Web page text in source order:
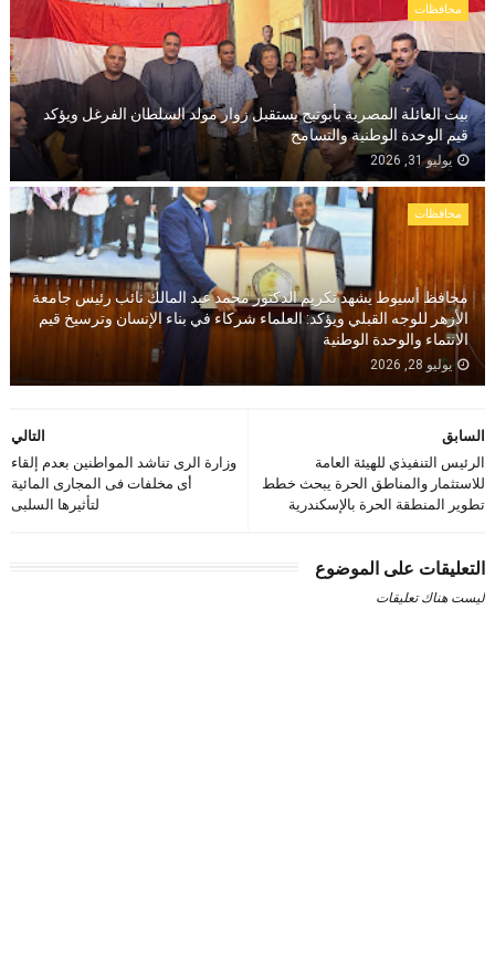
محافظات
بيت العائلة المصرية بأبوتيج يستقبل زوار مولد السلطان الفرغل ويؤكد
قيم الوحدة الوطنية والتسامح
يوليو 31, 2026
محافظات
محافظ أسيوط يشهد تكريم الدكتور محمد عبد المالك نائب رئيس جامعة
الأزهر للوجه القبلي ويؤكد: العلماء شركاء في بناء الإنسان وترسيخ قيم
الانتماء والوحدة الوطنية
يوليو 28, 2026
التالي
وزارة الرى تناشد المواطنين بعدم إلقاء
أى مخلفات فى المجارى المائية
لتأثيرها السلبى
السابق
الرئيس التنفيذي للهيئة العامة
للاستثمار والمناطق الحرة يبحث خطط
تطوير المنطقة الحرة بالإسكندرية
التعليقات على الموضوع
ليست هناك تعليقات